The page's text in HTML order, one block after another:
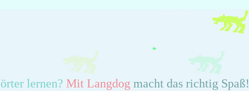
lernen? Mit Langdog macht das richtig Spaß!